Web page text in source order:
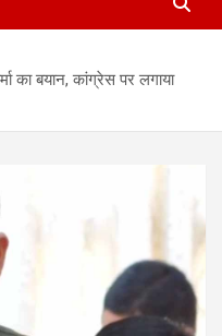
का बयान, कांग्रेस पर लगाया